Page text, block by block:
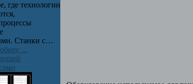
где технологии
Станки с…
...